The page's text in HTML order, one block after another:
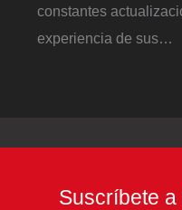
constantes
experiencia de sus…
Suscríbete